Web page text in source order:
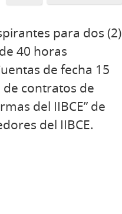
para dos (2)
40 horas
de fecha 15
de contratos de
del IIBCE” de
del IIBCE.